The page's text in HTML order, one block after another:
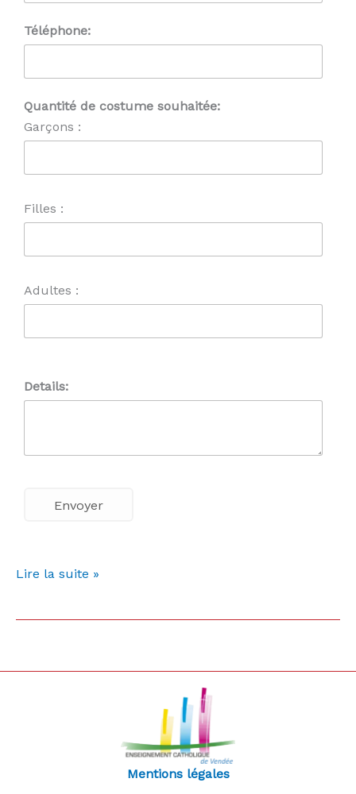
Téléphone:
Quantité de costume souhaitée:
Garçons :
Filles :
Adultes :
Details:
Lire la suite »
Mentions légales